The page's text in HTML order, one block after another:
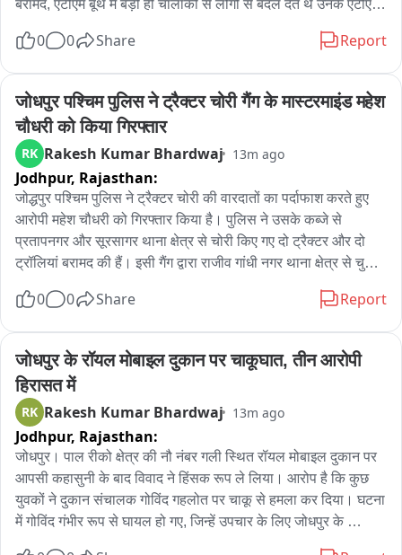
बरामद, एटीएम बूथ में बड़ी ही चालाकी से लोगों से बदल देते थे उनके एटीएम
मुकदमे,जेवर थाना पुलिस ने किया गिरफ्तार。
0 0 Share Report
जोधपुर पश्चिम पुलिस ने ट्रैक्टर चोरी गैंग के मास्टरमाइंड महेश
चौधरी को किया गिरफ्तार
RK Rakesh Kumar Bhardwaj 13m ago
Jodhpur, Rajasthan:
जोद्धपुर पश्चिम पुलिस ने ट्रैक्टर चोरी की वारदातों का पर्दाफाश करते हुए
आरोपी महेश चौधरी को गिरफ्तार किया है। पुलिस ने उसके कब्जे से
प्रतापनगर और सूरसागर थाना क्षेत्र से चोरी किए गए दो ट्रैक्टर और दो
ट्रॉलियां बरामद की हैं। इसी गैंग द्वारा राजीव गांधी नगर थाना क्षेत्र से चुराया
सीसीटीवी कैमरों की फुटेज खंगाली और संदिग्धों के मोबाइल नंबरों की कॉल
डिटेल का विश्लेषण किया। कार्रवाई के दौरान पूर्व में देवाराम देवासी,
इन्द्रकुमार, दिनेश और सुरजाराम को गिरफ्तार कर न्यायिक अभिरक्षा में भेजा
जा चुका है। देवाराम के खिलाफ संगठित अपराध की धारा भी जोड़ी गई है।
पुलिस ने आसूचना और सीडीआर विश्लेषण के आधार पर महेश चौधरी को
गिरफ्तार किया। आरोपी महेश चौधरी (27) जाजीवाल भाटियान, थाना बनाड़
का निवासी है। पुलिस गैंग से जुड़ी अन्य वारदातों और आरोपियों के संबंध में
पूछताछ कर रही है।
0 0 Share Report
जोधपुर के रॉयल मोबाइल दुकान पर चाकूघात, तीन आरोपी
हिरासत में
RK Rakesh Kumar Bhardwaj 13m ago
Jodhpur, Rajasthan:
जोधपुर। पाल रीको क्षेत्र की नौ नंबर गली स्थित रॉयल मोबाइल दुकान पर
आपसी कहासुनी के बाद विवाद ने हिंसक रूप ले लिया। आरोप है कि कुछ
युवकों ने दुकान संचालक गोविंद गहलोत पर चाकू से हमला कर दिया। घटना
में गोविंद गंभीर रूप से घायल हो गए, जिन्हें उपचार के लिए जोधपुर के